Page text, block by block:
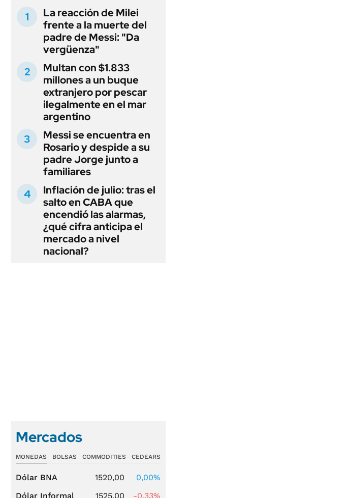
La reacción de Milei
frente a la muerte del
padre de Messi: "Da
vergüenza"
Multan con $1.833
millones a un buque
extranjero por pescar
ilegalmente en el mar
argentino
Messi se encuentra en
Rosario y despide a su
padre Jorge junto a
familiares
Inflación de julio: tras el
salto en CABA que
encendió las alarmas,
¿qué cifra anticipa el
mercado a nivel
nacional?
Mercados
MONEDAS BOLSAS COMMODITIES CEDEARS
Dólar BNA 1520,00
0,00%
Dólar Informal
1525,00
-0,33%